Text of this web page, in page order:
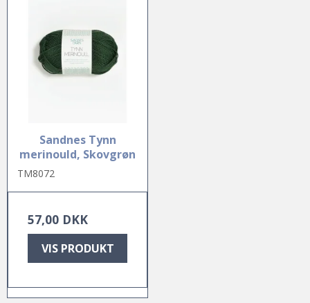
Sandnes Tynn
merinould, Skovgrøn
TM8072
57,00 DKK
VIS PRODUKT